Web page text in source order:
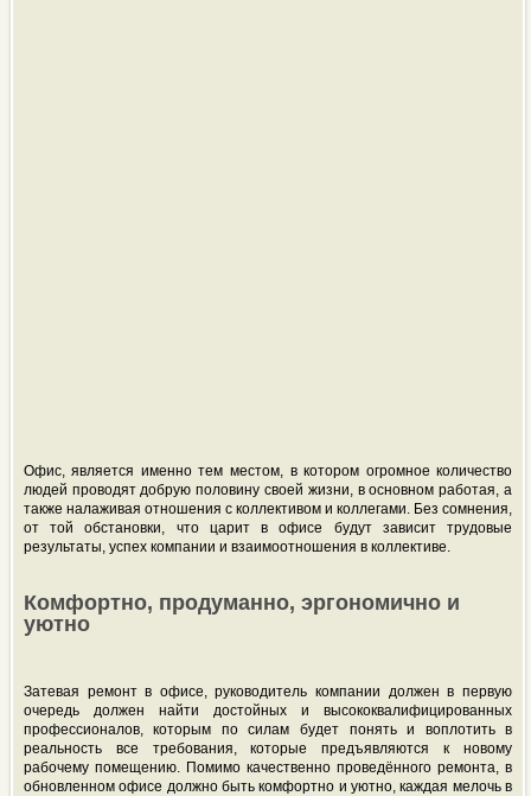
Офис, является именно тем местом, в котором огромное количество
людей проводят добрую половину своей жизни, в основном работая, а
также налаживая отношения с коллективом и коллегами. Без сомнения,
от той обстановки, что царит в офисе будут зависит трудовые
результаты, успех компании и взаимоотношения в коллективе.
Комфортно, продуманно, эргономично и
уютно
Затевая ремонт в офисе, руководитель компании должен в первую
очередь должен найти достойных и высококвалифицированных
профессионалов, которым по силам будет понять и воплотить в
реальность все требования, которые предъявляются к новому
рабочему помещению. Помимо качественно проведённого ремонта, в
обновленном офисе должно быть комфортно и уютно, каждая мелочь в